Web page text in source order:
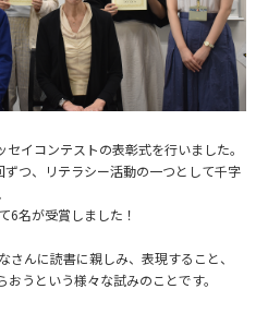
イコンテストの表彰式を行いました。
つ、リテラシー活動の一つとして千字
6名が受賞しました！
んに読書に親しみ、表現すること、
うという様々な試みのことです。